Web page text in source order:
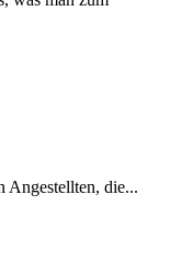
Angestellten, die...